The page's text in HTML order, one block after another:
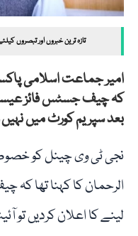
تازہ ترین خبروں اور تبصروں
امیر جماعت اسلامی
کہ چیف جسٹس فائز
بعد سپریم کورٹ میں نہیں
نجی ٹی وی چینل کو
الرحمان کا کہنا تھا
لینے کا اعلان کردیں تو